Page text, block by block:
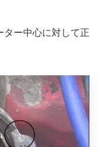
ター中心に対して正